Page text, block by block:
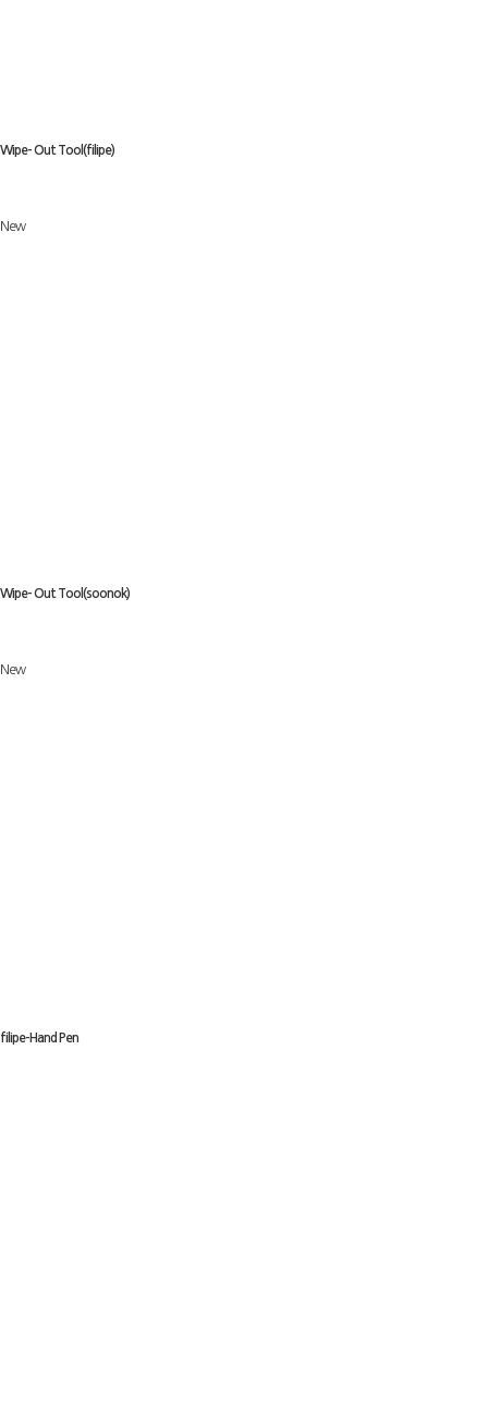
Wipe- Out Tool(filipe)
New
Wipe- Out Tool(soonok)
New
filipe-Hand Pen